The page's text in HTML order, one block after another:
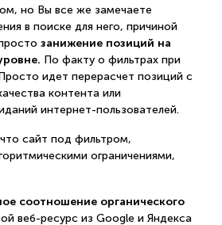
но Вы все же замечаете
в поиске для него, причиной
занижение позиций на
По факту о фильтрах при
идет перерасчет позиций с
контента или
интернет-пользователей.
сайт под фильтром,
ограничениями,
соотношение органического
веб-ресурс из Google и Яндекса